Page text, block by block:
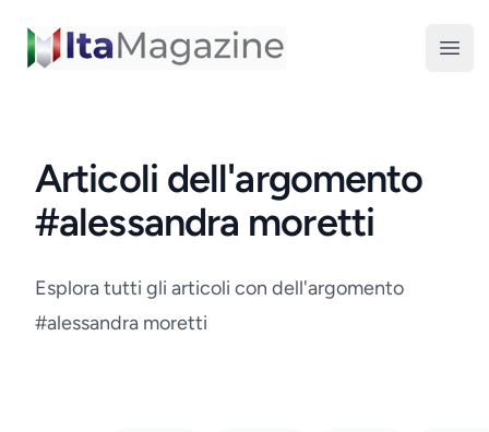
ItaMagazine
Articoli dell'argomento
#alessandra moretti
Esplora tutti gli articoli con dell'argomento
#alessandra moretti